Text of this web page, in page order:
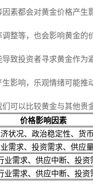
素都会对黄金价格产生
整等，也会影响黄金的
致投资者寻求黄金作为
影响，乐观情绪可能推
可以比较黄金与其他贵
价格影响因素
状况、政治稳定性、货
需求、投资需求、供应
业需求、供应中断、投资
业需求、供应中断、投资